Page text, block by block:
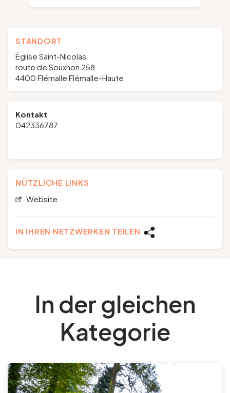
STANDORT
Église Saint-Nicolas
route de Souxhon 258
4400 Flémalle Flémalle-Haute
Kontakt
042336787
NÜTZLICHE LINKS
Website
IN IHREN NETZWERKEN TEILEN
In der gleichen
Kategorie